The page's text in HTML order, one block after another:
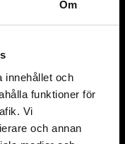
Om
innehållet och
funktioner för
Vi
och annan